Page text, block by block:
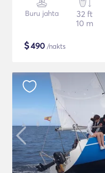
Buru jahta
32 ft
10 m
$490 /nakts